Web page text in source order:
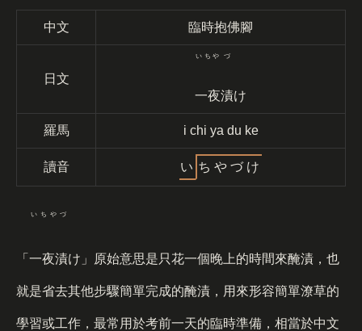
中文 臨時抱佛腳
日文
一夜
いちや
漬
づ
け
羅馬 i chi ya du ke
讀音 い ち や づ け
「 一夜漬
いちやづ
け」原始意思是只花一個晚上的時間來醃漬，也
就是省去其他步驟簡單完成的醃漬，用來形容簡單潦草的
學習或工作，最常用於考前一天的臨時準備，相當於中文